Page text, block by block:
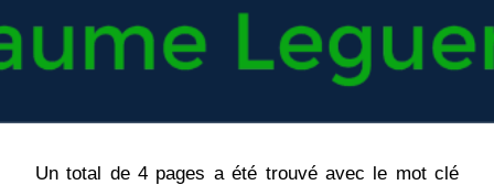
Un total de 4 pages a été trouvé avec le mot clé